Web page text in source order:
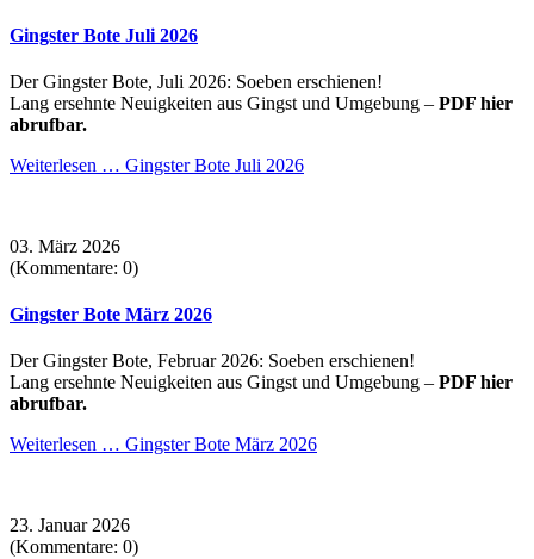
Gingster Bote Juli 2026
Der Gingster Bote, Juli 2026: Soeben erschienen!
Lang ersehnte Neuigkeiten aus Gingst und Umgebung – PDF hier
abrufbar.
Weiterlesen … Gingster Bote Juli 2026
03. März 2026
(Kommentare: 0)
Gingster Bote März 2026
Der Gingster Bote, Februar 2026: Soeben erschienen!
Lang ersehnte Neuigkeiten aus Gingst und Umgebung – PDF hier
abrufbar.
Weiterlesen … Gingster Bote März 2026
23. Januar 2026
(Kommentare: 0)